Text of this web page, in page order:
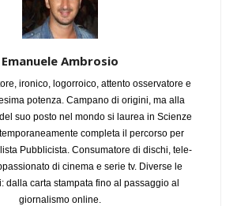
Emanuele Ambrosio
ironico, logorroico, attento osservatore e
potenza. Campano di origini, ma alla
suo posto nel mondo si laurea in Scienze
completa il percorso per
Pubblicista. Consumatore di dischi, tele-
di cinema e serie tv. Diverse le
dalla carta stampata fino al passaggio al
giornalismo online.